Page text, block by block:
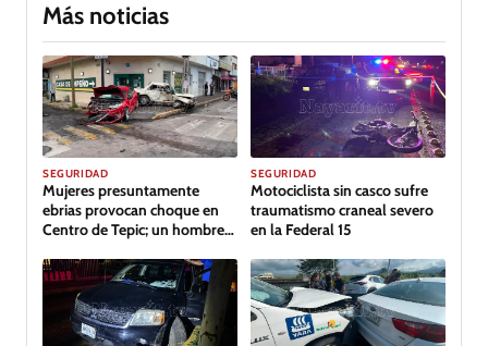
Más noticias
SEGURIDAD
Mujeres presuntamente
ebrias provocan choque en
Centro de Tepic; un hombre
GALERÍA
SEGURIDAD
Motociclista sin casco sufre
traumatismo craneal severo
en la Federal 15